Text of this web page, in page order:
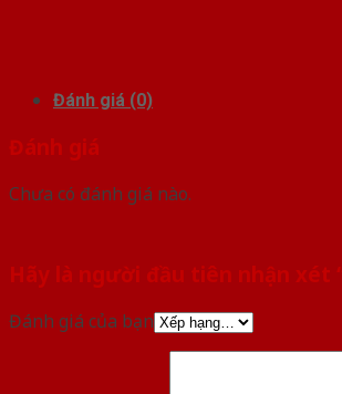
Đánh giá (0)
Đánh giá
Chưa có đánh giá nào.
Hãy là người đầu tiên nhận xét
Đánh giá của bạn